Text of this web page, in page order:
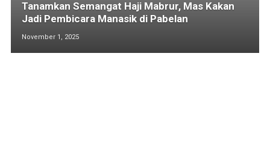
Tanamkan Semangat Haji Mabrur, Mas Kakan
Jadi Pembicara Manasik di Pabelan
November 1, 2025